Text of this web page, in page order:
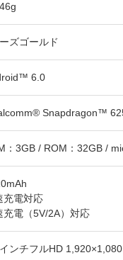
ズゴールド
6.0
Snapdragon™
：3GB / ROM：32GB /
充電対応
充電（5V/2A）対応
ンチフルHD